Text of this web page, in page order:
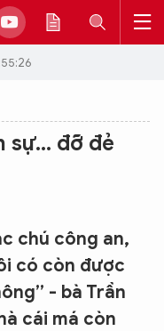
sự... đỡ đẻ
chú công an,
có còn được
- bà Trần
cái má còn